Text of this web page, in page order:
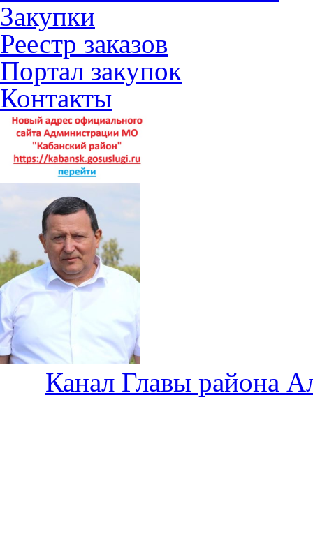
Закупки
Реестр заказов
Портал закупок
Контакты
Канал Главы района